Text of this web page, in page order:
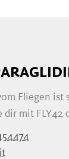
Fliegen
dir mit FLY42